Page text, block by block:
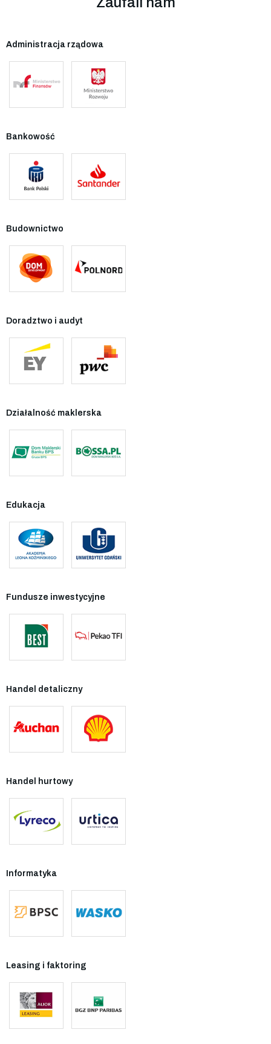
Administracja rządowa
Bankowość
Budownictwo
Doradztwo i audyt
Działalność maklerska
Edukacja
Fundusze inwestycyjne
Handel detaliczny
Handel hurtowy
Informatyka
Leasing i faktoring